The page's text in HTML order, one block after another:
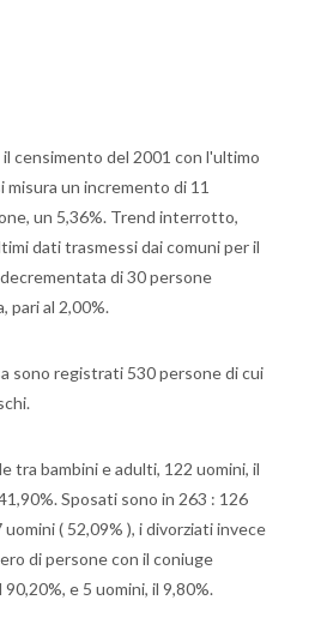
censimento del 2001 con l'ultimo
un incremento di 11
un 5,36%. Trend interrotto,
dati trasmessi dai comuni per il
di 30 persone
pari al 2,00%.
sono registrati 530 persone di cui
tra bambini e adulti, 122 uomini, il
Sposati sono in 263 : 126
( 52,09% ), i divorziati invece
di persone con il coniuge
e 5 uomini, il 9,80%.